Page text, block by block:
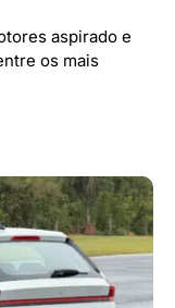
aspirado e
os mais